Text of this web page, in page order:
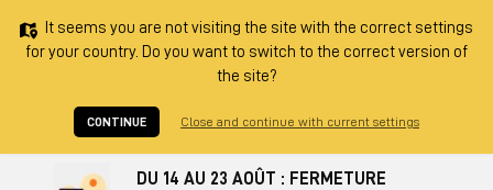
It seems you are not visiting the site with the correct settings
for your country. Do you want to switch to the correct version of
the site?
CONTINUE Close and continue with current settings
DU 14 AU 23 AOÛT : FERMETURE